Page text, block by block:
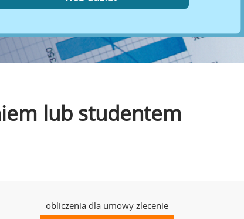
lub studentem
obliczenia dla umowy zlecenie